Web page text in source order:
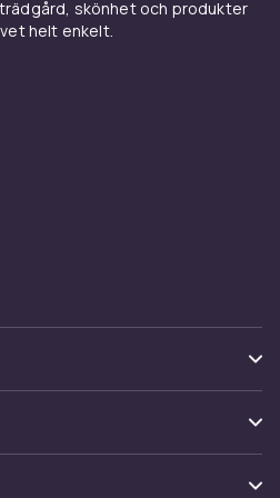
skönhet och produkter
helt enkelt.